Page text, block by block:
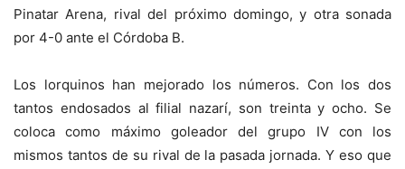
Pinatar Arena, rival del próximo domingo, y otra sonada
por 4-0 ante el Córdoba B.
Los lorquinos han mejorado los números. Con los dos
tantos endosados al filial nazarí, son treinta y ocho. Se
coloca como máximo goleador del grupo IV con los
mismos tantos de su rival de la pasada jornada. Y eso que